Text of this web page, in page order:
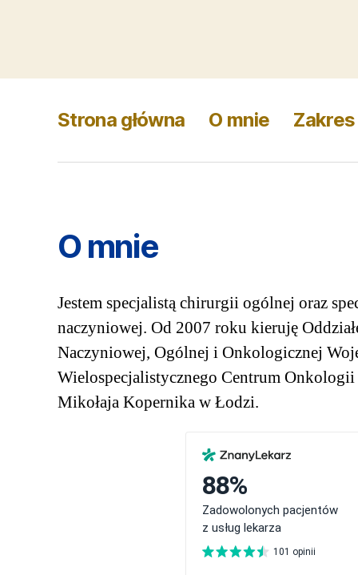
Strona główna O mnie Zakres
O mnie
Jestem specjalistą chirurgii ogólnej oraz
naczyniowej. Od 2007 roku kieruję
Naczyniowej, Ogólnej i Onkologicznej
Wielospecjalistycznego Centrum
Mikołaja Kopernika w Łodzi.